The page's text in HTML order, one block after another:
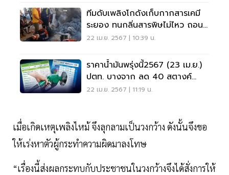
ทีมดับเพลิงโกดังเก็บกากสารเคมี
ระยอง ทนกลิ่นสารพิษไม่ไหว ถอน
กำลังแล้ว
22 เม.ย. 2567 | 10:39 น.
ราคาน้ำมันพรุ่งนี้2567 (23 เม.ย.)
ปตท. บางจาก ลด 40 สตางค์
อัปเดตราคาล่าสุด
22 เม.ย. 2567 | 11:19 น.
เมื่อเกิดเหตุเพลิงไหม้ จึงลุกลามเป็นวงกว้าง ดังนั้นจึงขอ
ให้เร่งหาตัวผู้กระทำความผิดมาลงโทษ
“เรื่องนี้ส่งผลกระทบกับประชาชนในวงกว้างจึงได้สั่งการให้